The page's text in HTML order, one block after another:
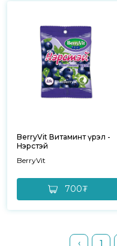
BerryVit Витаминт үрэл -
Нэрстэй
BerryVit
700₮
‹ 1